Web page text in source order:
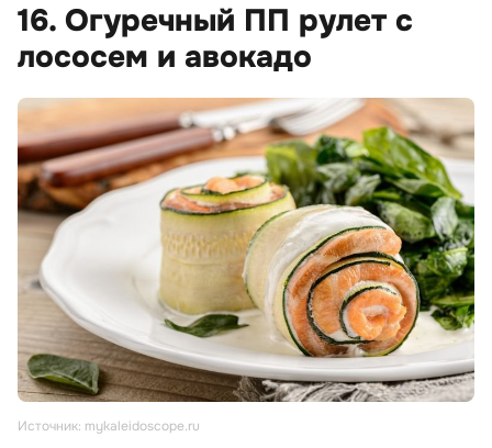
16. Огуречный ПП рулет с
лососем и авокадо
Источник: mykaleidoscope.ru